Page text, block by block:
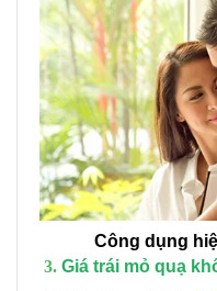
Công dụng
Giá trái mỏ quạ